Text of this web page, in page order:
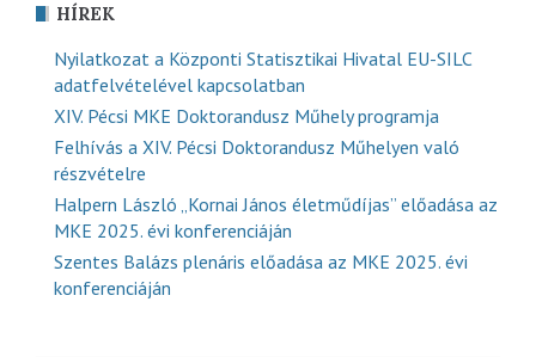
HÍREK
Nyilatkozat a Központi Statisztikai Hivatal EU-SILC
adatfelvételével kapcsolatban
XIV. Pécsi MKE Doktorandusz Műhely programja
Felhívás a XIV. Pécsi Doktorandusz Műhelyen való
részvételre
Halpern László „Kornai János életműdíjas” előadása az
MKE 2025. évi konferenciáján
Szentes Balázs plenáris előadása az MKE 2025. évi
konferenciáján